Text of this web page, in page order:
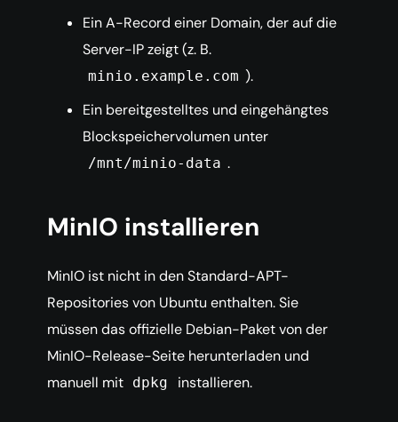
Ein A-Record einer Domain, der auf die
Server-IP zeigt (z. B.
minio.example.com ).
Ein bereitgestelltes und eingehängtes
Blockspeichervolumen unter
/mnt/minio-data .
MinIO installieren
MinIO ist nicht in den Standard-APT-
Repositories von Ubuntu enthalten. Sie
müssen das offizielle Debian-Paket von der
MinIO-Release-Seite herunterladen und
manuell mit dpkg installieren.